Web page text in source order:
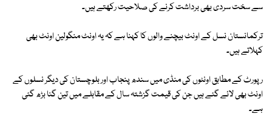
سے سخت سردی بھی برداشت کرنے کی صلاحیت رکھتے ہیں۔
ترکمانستان نسل کے اونٹ بیچنے والوں کا کہنا ہے کہ یہ اونٹ منگولین اونٹ بھی
کہلاتے ہیں۔
رپورٹ کے مطابق اونٹوں کی منڈی میں سندھ پنجاب اور بلوچستان کی دیگر نسلوں کے
اونٹ بھی لائے گئے ہیں جن کی قیمت گزشتہ سال کے مقابلے میں تین گنا بڑھ گئی
ہے۔